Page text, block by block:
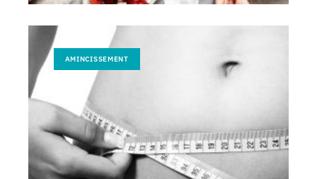
AMINCISSEMENT